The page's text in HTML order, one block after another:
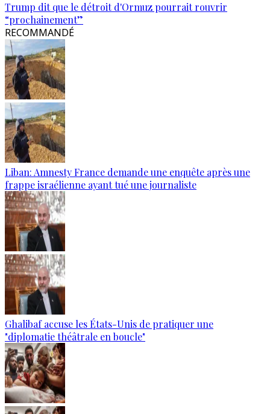
Trump dit que le détroit d'Ormuz pourrait rouvrir
“prochainement”
RECOMMANDÉ
Liban: Amnesty France demande une enquête après une
frappe israélienne ayant tué une journaliste
Ghalibaf accuse les États-Unis de pratiquer une
"diplomatie théâtrale en boucle"